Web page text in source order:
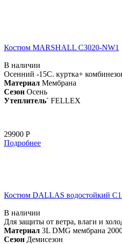
Костюм MARSHALL С3020-NW1
В наличии
Осенний -15С. куртка+
Материал Мембрана
Сезон Осень
Утеплитель` FELLEX
29900 Р
Подробнее
Костюм DALLAS водостойкий
В наличии
Для защиты от ветра, влаги и
Материал 3L DMG мембрана
Сезон Демисезон